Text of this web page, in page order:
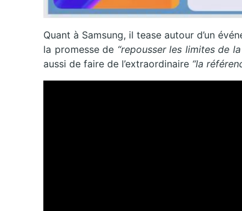
Quant à Samsung, il tease autour d’un
la promesse de “repousser les limites de
aussi de faire de l’extraordinaire “la